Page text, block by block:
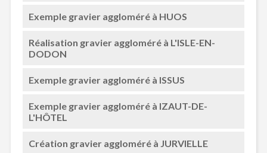
Exemple gravier aggloméré à HUOS
Réalisation gravier aggloméré à L'ISLE-EN-
DODON
Exemple gravier aggloméré à ISSUS
Exemple gravier aggloméré à IZAUT-DE-
L'HÔTEL
Création gravier aggloméré à JURVIELLE